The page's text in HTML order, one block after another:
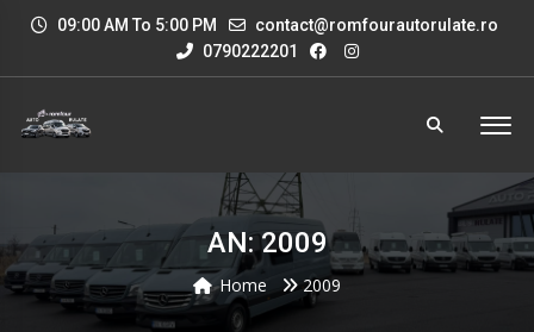
09:00 AM To 5:00 PM
contact@romfourautorulate.ro
0790222201
AN: 2009
Home 2009